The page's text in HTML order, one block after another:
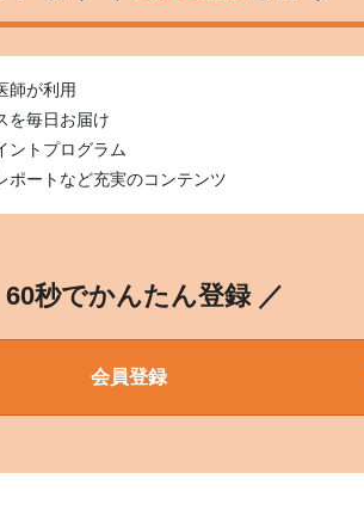
師が利用
を毎日お届け
ントプログラム
ポートなど充実のコンテンツ
60秒でかんたん登録 ／
会員登録